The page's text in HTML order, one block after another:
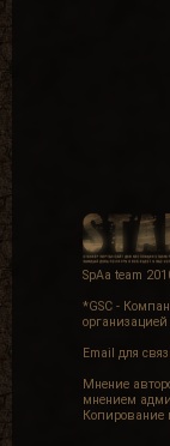
SpAa team
*GSC -
Email для
Мнение
мнением
Копирование